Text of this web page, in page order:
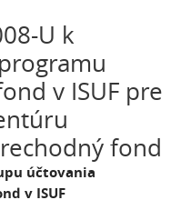
U k
v ISUF pre
fond
účtovania
v ISUF